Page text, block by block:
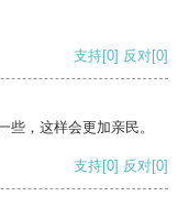
支持[0] 反对[0]
，这样会更加亲民。
支持[0] 反对[0]